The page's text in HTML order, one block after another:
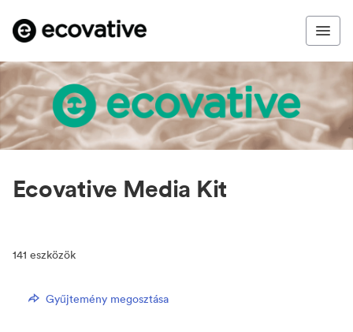
Ecovative Media Kit
141 eszközök
Gyűjtemény megosztása